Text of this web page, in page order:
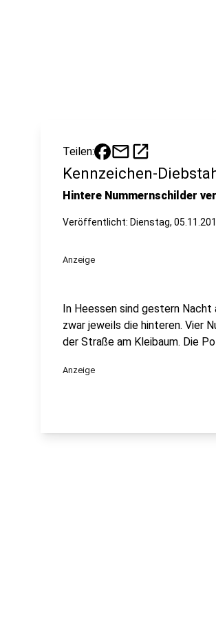
Teilen: mailopen_in_new
Kennzeichen-
Hintere Nummernschilder
Veröffentlicht: Dienstag,
Anzeige
In Heessen sind gestern
zwar jeweils die hinteren. Vier
der Straße am Kleibaum. Die
Anzeige